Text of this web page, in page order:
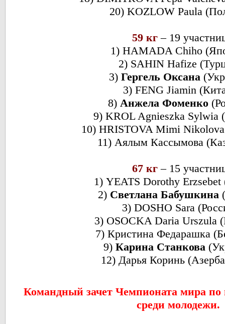
20) KOZLOW Paula
59 кг – 19
1) HAMADA Chiho
2) SAHIN Hafize
3) Гергель Оксана
3) FENG Jiamin
8)Анжела Фоменко
9) KROL Agnieszka Sylwia
10) HRISTOVA Mimi
11) Аялым Кассымова
67 кг – 15
1) YEATS Dorothy Erzsebet
2) Светлана Бабушкина
3) DOSHO Sara
3) OSOCKA Daria Urszula
7) Кристина Федарашка
9) Карина Станкова
12) Дарья Коринь
Командный зачет Чемпионата мира по
среди молодежи.